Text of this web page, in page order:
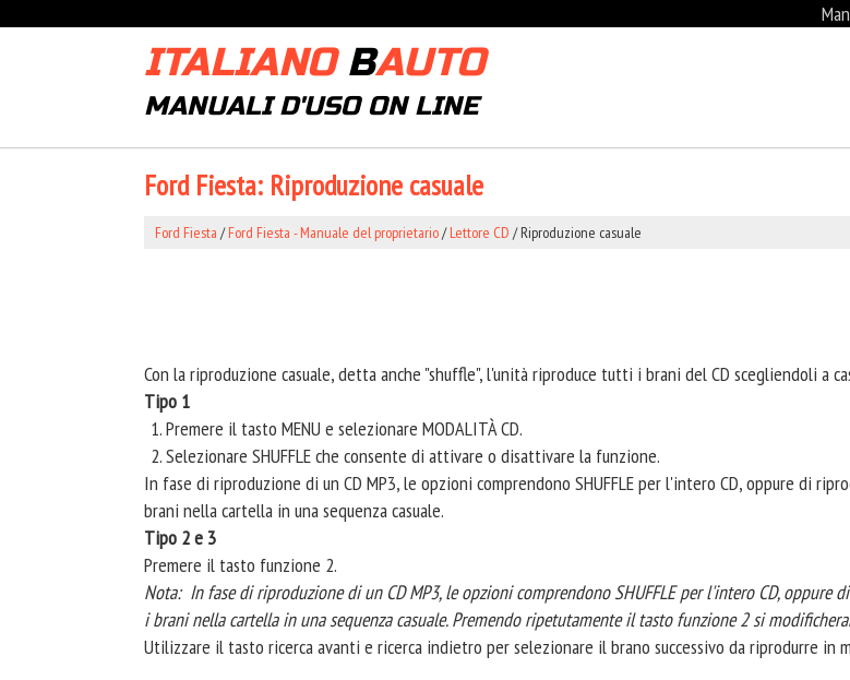
ITALIANO BAUTO
MANUALI D'USO ON LINE
Ford Fiesta: Riproduzione casuale
Ford Fiesta /Ford Fiesta - Manuale del proprietario/Lettore CD / Riproduzione casuale
Con la riproduzione casuale, detta anche "shuffle", l'unità riproduce tutti i brani del CD scegliendoli a
Tipo 1
Premere il tasto MENU e selezionare MODALITÀ CD.
Selezionare SHUFFLE che consente di attivare o disattivare la funzione.
In fase di riproduzione di un CD MP3, le opzioni comprendono SHUFFLE per l'intero CD, oppure di
brani nella cartella in una sequenza casuale.
Tipo 2 e 3
Premere il tasto funzione 2.
Nota: In fase di riproduzione di un CD MP3, le opzioni comprendono SHUFFLE per l'intero CD, oppure
i brani nella cartella in una sequenza casuale. Premendo ripetutamente il tasto funzione 2 si
Utilizzare il tasto ricerca avanti e ricerca indietro per selezionare il brano successivo da riprodurre in